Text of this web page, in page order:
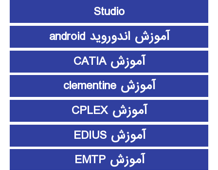
Studio
آموزش اندوروید android
آموزش CATIA
آموزش clementine
آموزش CPLEX
آموزش EDIUS
آموزش EMTP